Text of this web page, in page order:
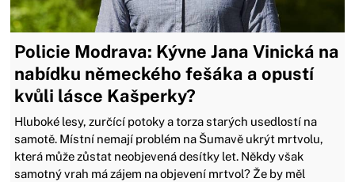
Policie Modrava: Kývne Jana Vinická na
nabídku německého fešáka a opustí
kvůli lásce Kašperky?
Hluboké lesy, zurčící potoky a torza starých usedlostí na
samotě. Místní nemají problém na Šumavě ukrýt mrtvolu,
která může zůstat neobjevená desítky let. Někdy však
samotný vrah má zájem na objevení mrtvol? Že by měl